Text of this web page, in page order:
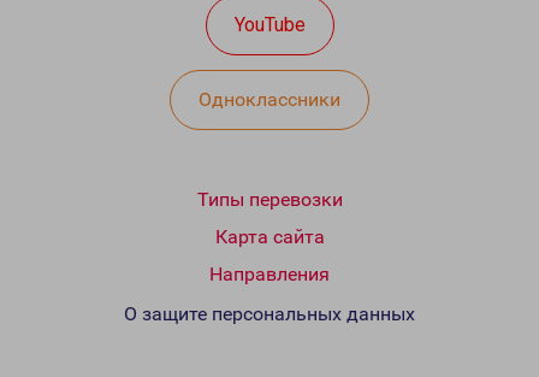
YouTube
Одноклассники
Типы перевозки
Карта сайта
Направления
О защите персональных данных